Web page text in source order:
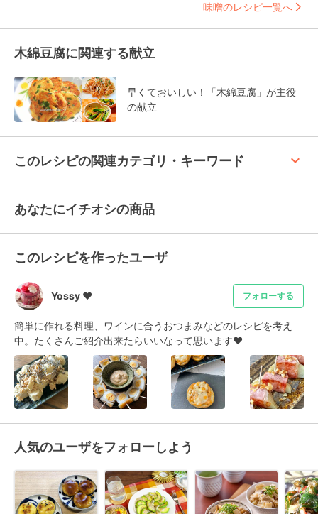
味噌のレシピ一覧へ
木綿豆腐に関連する献立
早くておいしい！「木綿豆腐」が主役
の献立
このレシピの関連カテゴリ・キーワード keyboard_arrow_up
あなたにイチオシの商品
このレシピを作ったユーザ
Yossy ❤︎ フォローする
簡単に作れる料理、ワインに合うおつまみなどのレシピを考え
中。たくさんご紹介出来たらいいなって思います❤︎
人気のユーザをフォローしよう